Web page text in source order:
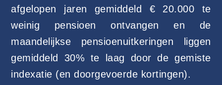
afgelopen jaren gemiddeld € 20.000 te
weinig pensioen ontvangen en de
maandelijkse pensioenuitkeringen liggen
gemiddeld 30% te laag door de gemiste
indexatie (en doorgevoerde kortingen).